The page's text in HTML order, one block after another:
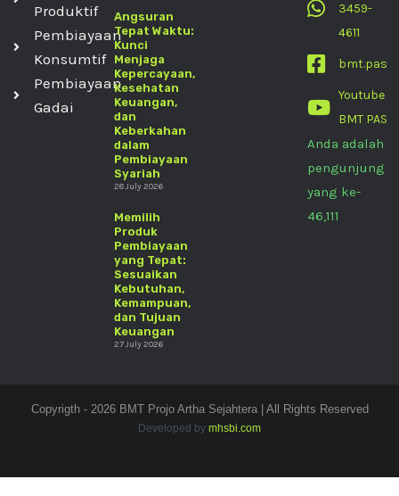
Produktif
Pembiayaan
Konsumtif
Pembiayaan
Gadai
Angsuran
Tepat Waktu:
Kunci
Menjaga
Kepercayaan,
Kesehatan
Keuangan,
dan
Keberkahan
dalam
Pembiayaan
Syariah
28 July 2026
Memilih
Produk
Pembiayaan
yang Tepat:
Sesuaikan
Kebutuhan,
Kemampuan,
dan Tujuan
Keuangan
27 July 2026
3459-
4611
bmt.pas
Youtube
BMT PAS
Anda adalah
pengunjung
yang ke-
46,111
Copyrigth - 2026 BMT Projo Artha Sejahtera | All Rights Reserved
Developed by mhsbi.com